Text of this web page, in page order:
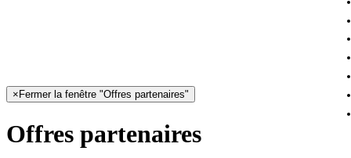
× Fermer la fenêtre "Offres partenaires"
Offres partenaires